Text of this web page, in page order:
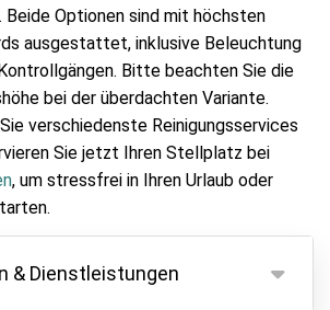
Optionen sind mit höchsten
ausgestattet, inklusive Beleuchtung
Bitte beachten Sie die
bei der überdachten Variante.
verschiedenste Reinigungsservices
Sie jetzt Ihren Stellplatz bei
, um stressfrei in Ihren Urlaub oder
Eigenschaften & Dienstleistungen